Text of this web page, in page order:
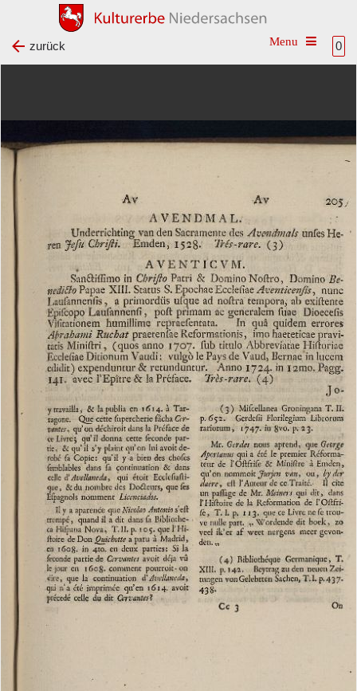
0
Toggle
zurück